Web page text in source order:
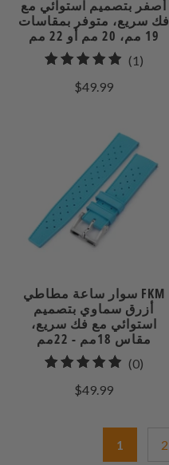
أصفر بتصميم استوائي مع
فك سريع، متوفر بمقاسات
19 مم، 20 مم أو 22 مم
(1)1
$49.99
سوار ساعة مطاطي FKM
أزرق سماوي بتصميم
استوائي مع فك سريع،
مقاس 18مم - 22مم
(0)0
$49.99
1 2